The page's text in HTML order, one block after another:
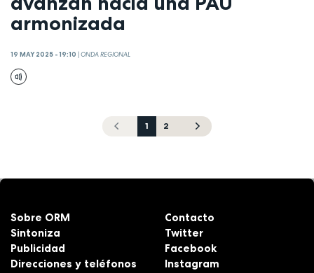
armonizada
19 MAY 2025 - 19:10 |ONDA REGIONAL
1 2
Sobre ORM
Sintoniza
Publicidad
Direcciones y teléfonos
Contacto
Twitter
Facebook
Instagram